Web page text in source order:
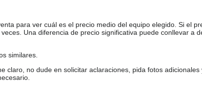
para ver cuál es el precio medio del equipo elegido. Si el
Una diferencia de precio significativa puede conllevar a
similares.
claro, no dude en solicitar aclaraciones, pida fotos adicionales